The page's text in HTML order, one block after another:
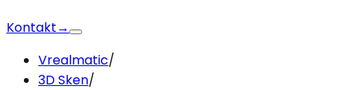
Kontakt→
Vrealmatic/
3D Sken/